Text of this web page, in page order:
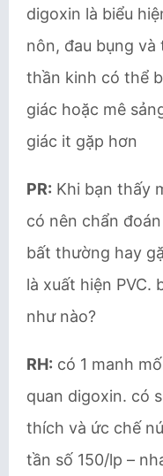
digoxin là biểu
nôn, đau bụng và
thần kinh có thể
giác hoặc mê
giác it gặp hơn
PR: Khi bạn thấy
có nên chẩn
bất thường hay
là xuất hiện PVC.
như nào?
RH: có 1 manh
quan digoxin. có
thích và ức chế
tần số 150/lp –